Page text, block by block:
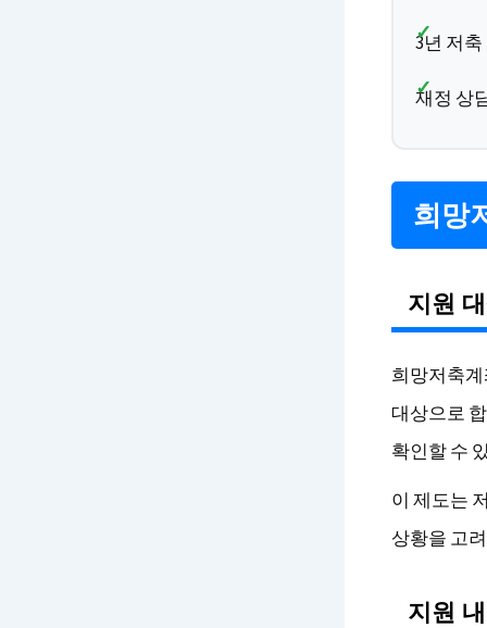
3년 저
재정 상
희망
지원
희망저축
대상으로
확인할 수
이 제도는
상황을 고
지원